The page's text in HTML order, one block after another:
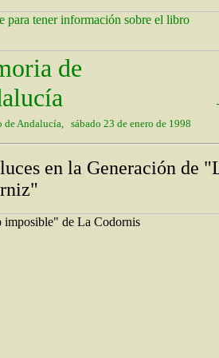
de
de Andalucía, sábado 23 de enero de 1998
en la Generación de